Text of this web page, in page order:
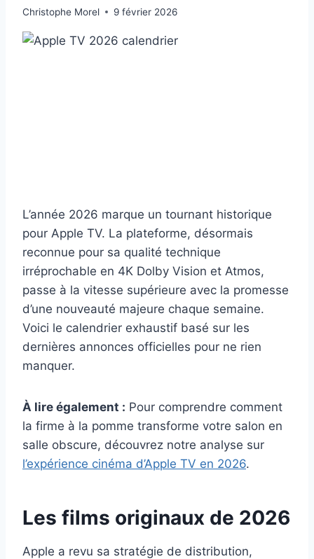
Christophe Morel 9 février 2026
L’année 2026 marque un tournant historique
pour Apple TV. La plateforme, désormais
reconnue pour sa qualité technique
irréprochable en 4K Dolby Vision et Atmos,
passe à la vitesse supérieure avec la promesse
d’une nouveauté majeure chaque semaine.
Voici le calendrier exhaustif basé sur les
dernières annonces officielles pour ne rien
manquer.
À lire également : Pour comprendre comment
la firme à la pomme transforme votre salon en
salle obscure, découvrez notre analyse sur
l’expérience cinéma d’Apple TV en 2026.
Les films originaux de 2026
Apple a revu sa stratégie de distribution,